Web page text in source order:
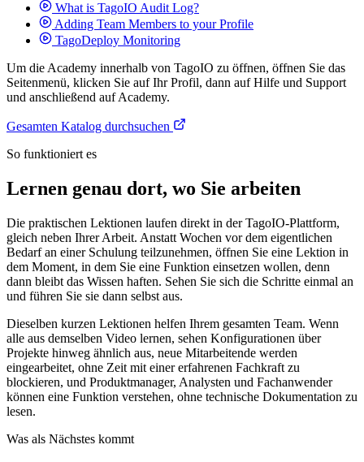
What is TagoIO Audit Log?
Adding Team Members to your Profile
TagoDeploy Monitoring
Um die Academy innerhalb von TagoIO zu öffnen, öffnen Sie das
Seitenmenü, klicken Sie auf Ihr Profil, dann auf Hilfe und Support
und anschließend auf Academy.
Gesamten Katalog durchsuchen
So funktioniert es
Lernen genau dort, wo Sie arbeiten
Die praktischen Lektionen laufen direkt in der TagoIO-Plattform,
gleich neben Ihrer Arbeit. Anstatt Wochen vor dem eigentlichen
Bedarf an einer Schulung teilzunehmen, öffnen Sie eine Lektion in
dem Moment, in dem Sie eine Funktion einsetzen wollen, denn
dann bleibt das Wissen haften. Sehen Sie sich die Schritte einmal an
und führen Sie sie dann selbst aus.
Dieselben kurzen Lektionen helfen Ihrem gesamten Team. Wenn
alle aus demselben Video lernen, sehen Konfigurationen über
Projekte hinweg ähnlich aus, neue Mitarbeitende werden
eingearbeitet, ohne Zeit mit einer erfahrenen Fachkraft zu
blockieren, und Produktmanager, Analysten und Fachanwender
können eine Funktion verstehen, ohne technische Dokumentation zu
lesen.
Was als Nächstes kommt